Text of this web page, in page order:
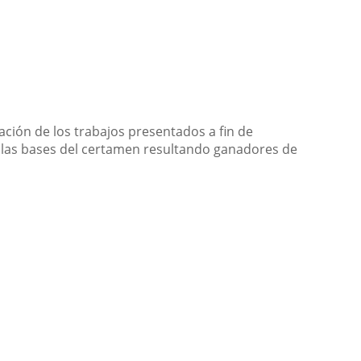
de los trabajos presentados a fin de
bases del certamen resultando ganadores de